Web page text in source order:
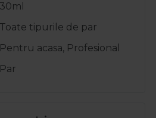
30ml
Toate tipurile de par
Pentru acasa, Profesional
Par